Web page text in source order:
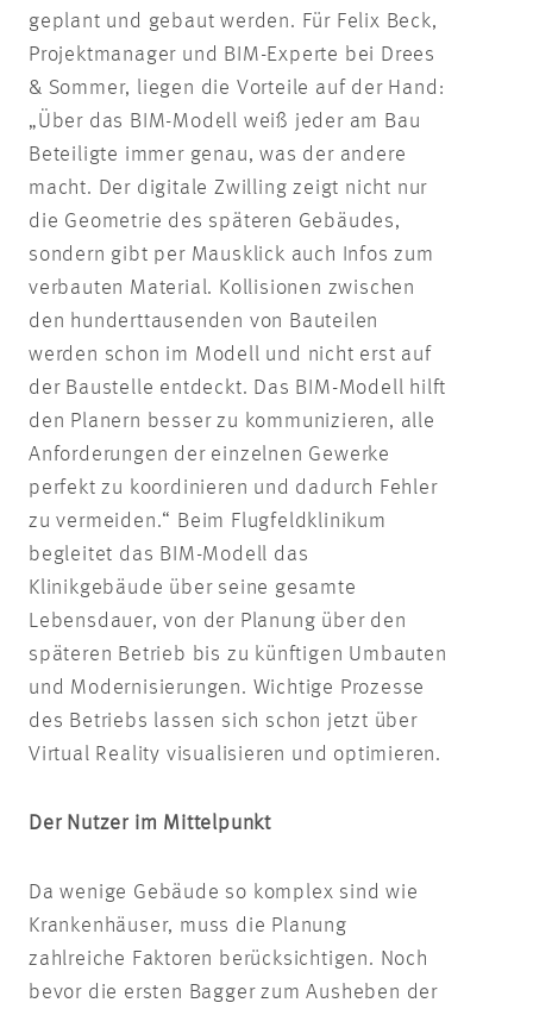
geplant und gebaut werden. Für Felix Beck,
Projektmanager und BIM-Experte bei Drees
& Sommer, liegen die Vorteile auf der Hand:
„Über das BIM-Modell weiß jeder am Bau
Beteiligte immer genau, was der andere
macht. Der digitale Zwilling zeigt nicht nur
die Geometrie des späteren Gebäudes,
sondern gibt per Mausklick auch Infos zum
verbauten Material. Kollisionen zwischen
den hunderttausenden von Bauteilen
werden schon im Modell und nicht erst auf
der Baustelle entdeckt. Das BIM-Modell hilft
den Planern besser zu kommunizieren, alle
Anforderungen der einzelnen Gewerke
perfekt zu koordinieren und dadurch Fehler
zu vermeiden.“ Beim Flugfeldklinikum
begleitet das BIM-Modell das
Klinikgebäude über seine gesamte
Lebensdauer, von der Planung über den
späteren Betrieb bis zu künftigen Umbauten
und Modernisierungen. Wichtige Prozesse
des Betriebs lassen sich schon jetzt über
Virtual Reality visualisieren und optimieren.
Der Nutzer im Mittelpunkt
Da wenige Gebäude so komplex sind wie
Krankenhäuser, muss die Planung
zahlreiche Faktoren berücksichtigen. Noch
bevor die ersten Bagger zum Ausheben der